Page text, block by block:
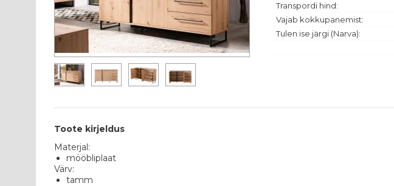
Transpordi hind:
Vajab kokkupanemist:
Tulen ise järgi (Narva):
Toote kirjeldus
Materjal:
mööbliplaat
Värv:
tamm